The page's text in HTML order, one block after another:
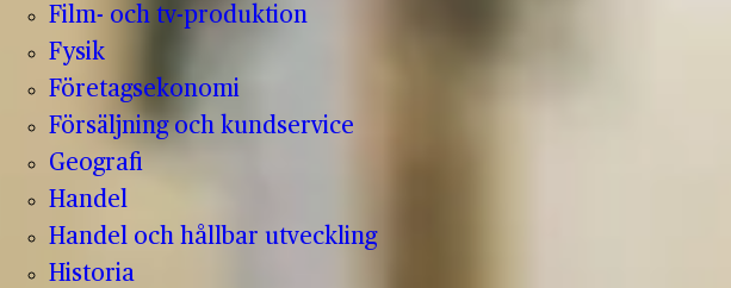
Film- och tv-produktion
Fysik
Företagsekonomi
Försäljning och kundservice
Geografi
Handel
Handel och hållbar utveckling
Historia